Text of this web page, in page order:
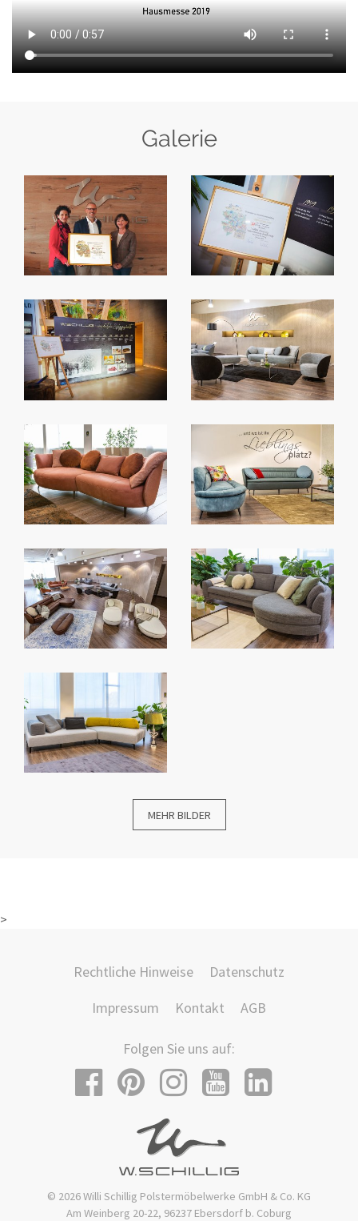
Galerie
MEHR BILDER
>
Rechtliche Hinweise
Datenschutz
Impressum
Kontakt AGB
Folgen Sie uns auf:
© 2026 Willi Schillig Polstermöbelwerke GmbH & Co. KG
Am Weinberg 20-22, 96237 Ebersdorf b. Coburg